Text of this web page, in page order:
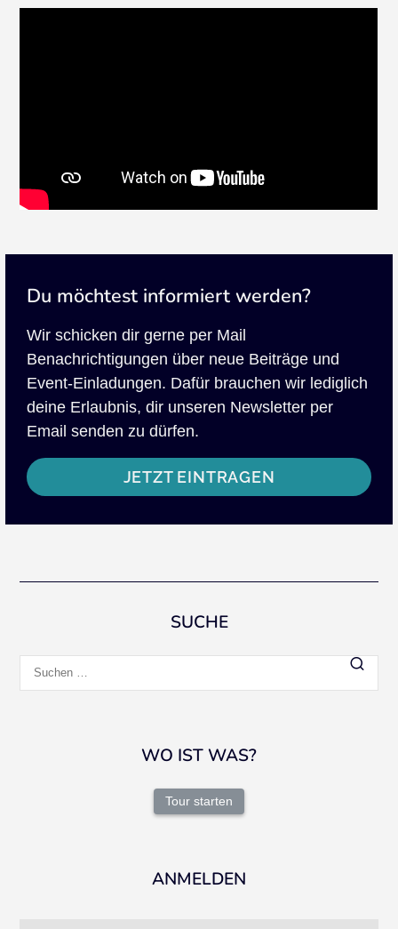
Du möchtest informiert werden?
Wir schicken dir gerne per Mail
Benachrichtigungen über neue Beiträge und
Event-Einladungen. Dafür brauchen wir lediglich
deine Erlaubnis, dir unseren Newsletter per
Email senden zu dürfen.
JETZT EINTRAGEN
SUCHE
nach:
WO IST WAS?
Tour starten
ANMELDEN